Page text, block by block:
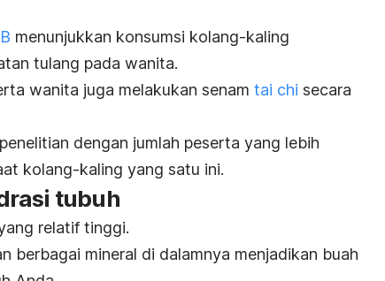
menunjukkan konsumsi kolang-kaling
tulang pada wanita.
wanita juga melakukan senam tai chi secara
dengan jumlah peserta yang lebih
kolang-kaling yang satu ini.
tubuh
relatif tinggi.
berbagai mineral di dalamnya menjadikan buah